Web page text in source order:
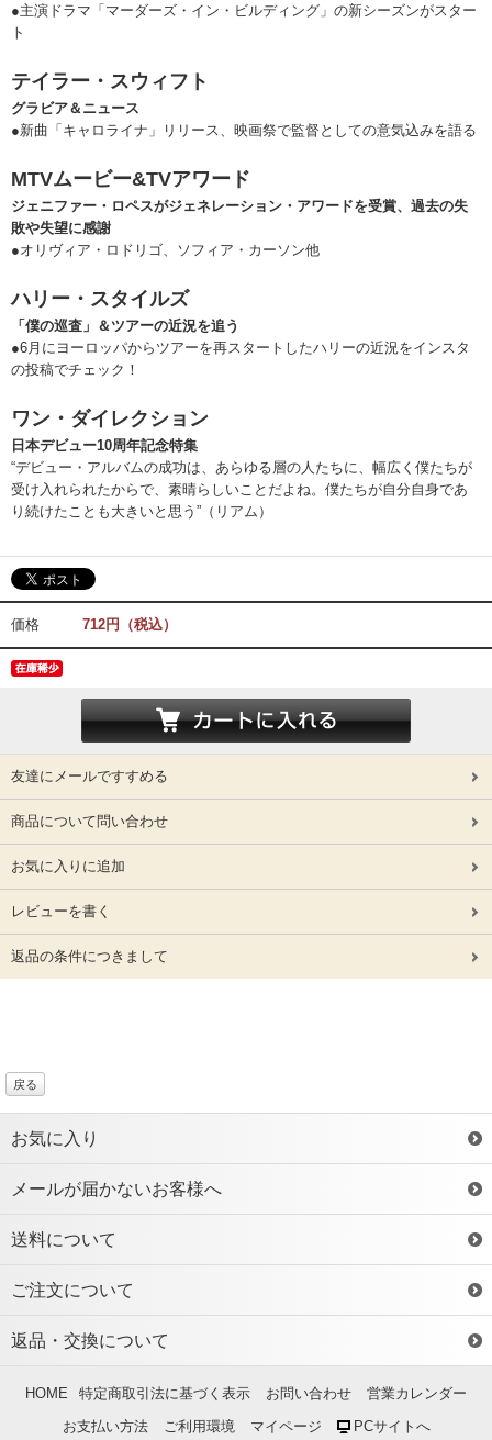
●主演ドラマ「マーダーズ・イン・ビルディング」の新シーズンがスター
ト
テイラー・スウィフト
グラビア＆ニュース
●新曲「キャロライナ」リリース、映画祭で監督としての意気込みを語る
MTVムービー&TVアワード
ジェニファー・ロペスがジェネレーション・アワードを受賞、過去の失
敗や失望に感謝
●オリヴィア・ロドリゴ、ソフィア・カーソン他
ハリー・スタイルズ
「僕の巡査」＆ツアーの近況を追う
●6月にヨーロッパからツアーを再スタートしたハリーの近況をインスタ
の投稿でチェック！
ワン・ダイレクション
日本デビュー10周年記念特集
“デビュー・アルバムの成功は、あらゆる層の人たちに、幅広く僕たちが
受け入れられたからで、素晴らしいことだよね。僕たちが自分自身であ
り続けたことも大きいと思う”（リアム）
価格 712円（税込）
友達にメールですすめる
商品について問い合わせ
お気に入りに追加
レビューを書く
返品の条件につきまして
戻る
お気に入り
メールが届かないお客様へ
送料について
ご注文について
返品・交換について
HOME 特定商取引法に基づく表示 お問い合わせ
営業カレンダー
お支払い方法
ご利用環境 マイページ PCサイトへ